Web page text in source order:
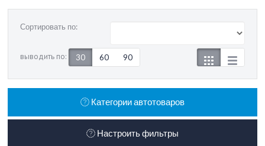
Сортировать по:
выводить по: 30 60 90
Категории автотоваров
Настроить фильтры